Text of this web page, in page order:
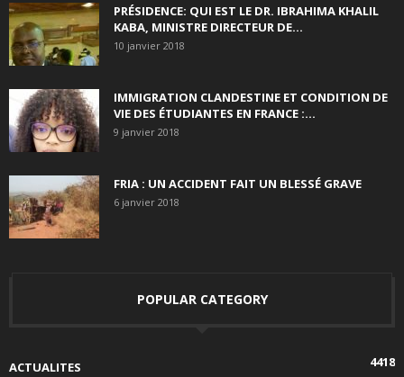
PRÉSIDENCE: QUI EST LE DR. IBRAHIMA KHALIL
KABA, MINISTRE DIRECTEUR DE...
10 janvier 2018
IMMIGRATION CLANDESTINE ET CONDITION DE
VIE DES ÉTUDIANTES EN FRANCE :...
9 janvier 2018
FRIA : UN ACCIDENT FAIT UN BLESSÉ GRAVE
6 janvier 2018
POPULAR CATEGORY
ACTUALITES
4418